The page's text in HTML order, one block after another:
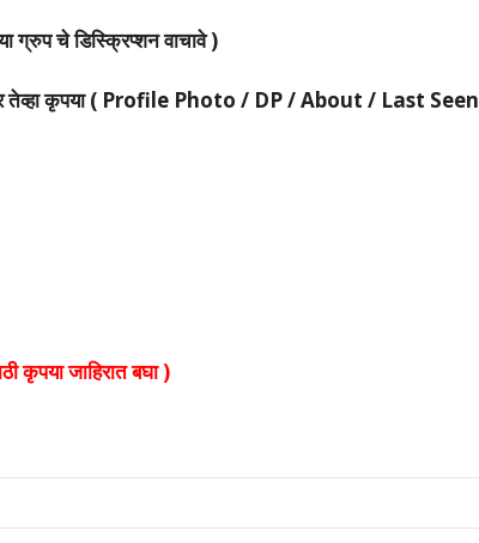
ग्रुप चे डिस्क्रिप्शन वाचावे )
तेव्हा कृपया ( Profile Photo / DP / About / Last Seen
कृपया जाहिरात बघा )